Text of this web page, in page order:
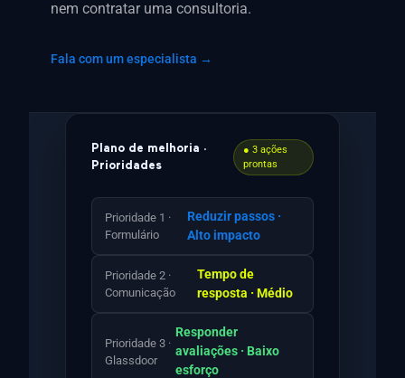
nem contratar uma consultoria.
Fala com um especialista →
Plano de melhoria ·
Prioridades
● 3 ações
prontas
Prioridade 1 ·
Formulário
Reduzir passos ·
Alto impacto
Prioridade 2 ·
Comunicação
Tempo de
resposta · Médio
Prioridade 3 ·
Glassdoor
Responder
avaliações · Baixo
esforço